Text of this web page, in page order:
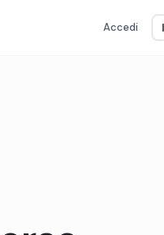
Accedi